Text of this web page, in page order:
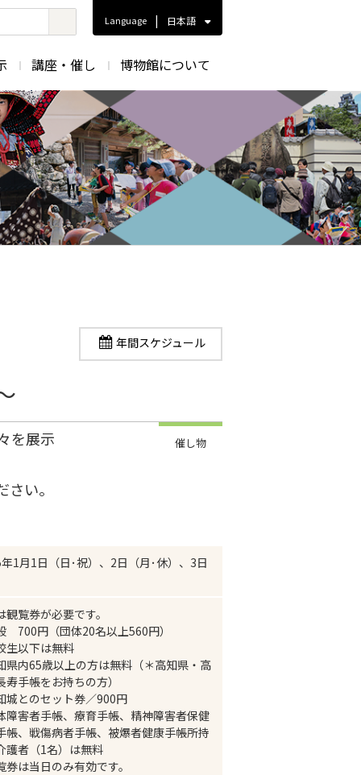
Language | 日本語
講座・催し 博物館について
年間スケジュール
を展示
い。
催し物
1月1日（日･祝）、2日（月･休）、3日
観覧券が必要です。
700円（団体20名以上560円）
以下は無料
内65歳以上の方は無料（＊高知県・高
寿手帳をお持ちの方）
とのセット券／900円
障害者手帳、療育手帳、精神障害者保健
帳、戦傷病者手帳、被爆者健康手帳所持
護者（1名）は無料
は当日のみ有効です。